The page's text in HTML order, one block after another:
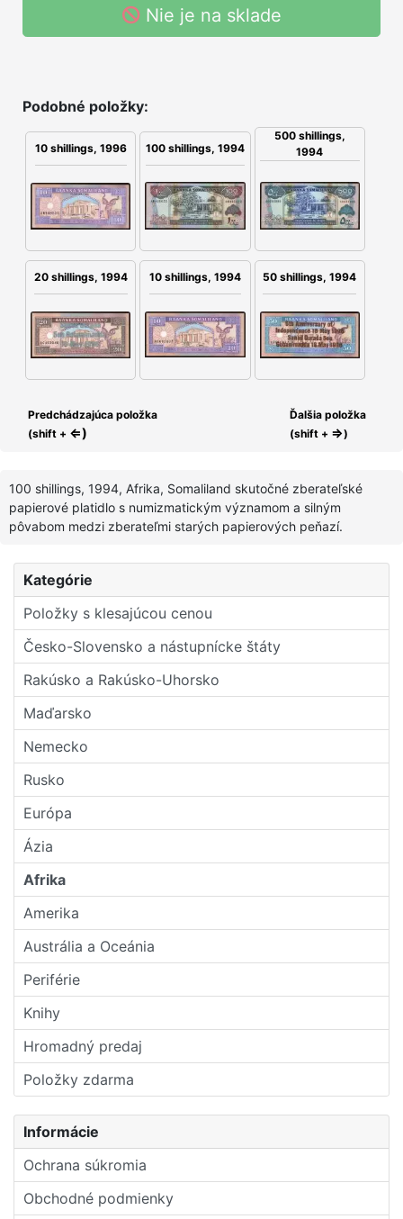
Kategórie
Položky s klesajúcou cenou
Česko-Slovensko a nástupní­cke štáty
Rakúsko a Rakúsko-Uhorsko
Maďarsko
Nemecko
Rusko
Európa
Ázia
Afrika
Amerika
Austrália a Oceánia
Periférie
Knihy
Hromadný predaj
Položky zdarma
Informácie
Ochrana súkromia
Obchodné podmienky
Nie je na sklade
Podobné položky:
10 shillings, 1996 100 shillings, 1994
500 shillings,
1994
20 shillings, 1994 10 shillings, 1994 50 shillings, 1994
Predchádzajúca položka
(shift + ⇐)
Ďalšia položka
(shift + ⇒)
100 shillings, 1994, Afrika, Somaliland skutočné zberateľské
papierové platidlo s numizmatickým významom a silným
pôvabom medzi zberateľmi starých papierových peňazí.